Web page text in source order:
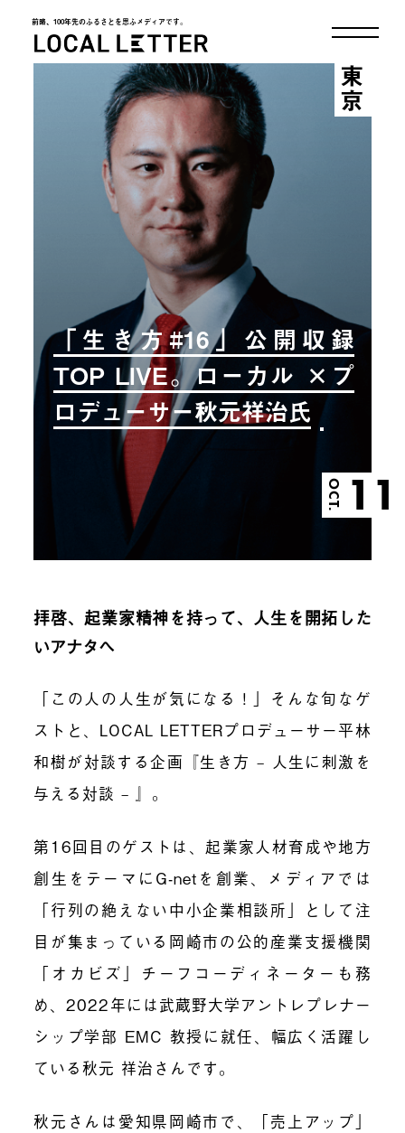
前略、100年先のふるさとを思ふメディアです。
LOCAL LETTER
「生き方#16」公開収録
TOP LIVE。ローカル ×プ
ロデューサー秋元祥治氏
OCT. 11
東京
拝啓、起業家精神を持って、人生を開拓した
いアナタへ
「この人の人生が気になる！」そんな旬なゲ
ストと、LOCAL LETTERプロデューサー平林
和樹が対談する企画『生き方 – 人生に刺激を
与える対談 – 』。
第16回目のゲストは、起業家人材育成や地方
創生をテーマにG-netを創業、メディアでは
「行列の絶えない中小企業相談所」として注
目が集まっている岡崎市の公的産業支援機関
「オカビズ」チーフコーディネーターも務
め、2022年には武蔵野大学アントレプレナー
シップ学部 EMC 教授に就任、幅広く活躍し
ている秋元 祥治さんです。
秋元さんは愛知県岡崎市で、「売上アップ」